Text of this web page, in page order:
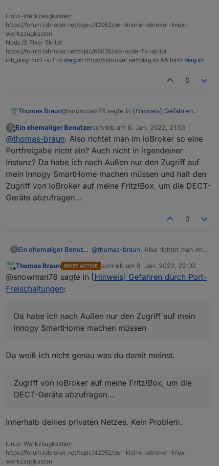
Linux-Werkzeugkasten:
https://forum.iobroker.net/topic/42952/der-kleine-iobroker-linux-
werkzeugkasten
NodeJS Fixer Skript:
https://forum.iobroker.net/topic/68035/iob-node-fix-skript
iob_diag: curl -sLf -o diag.sh https://iobroker.net/diag.sh && bash diag.sh
0
Thomas Braun@snowman78 sagte in [Hinweis] Gefahren
Also hier von zu Hause greife ich über die
durch die Fritz!Box fest vergebene IP-
Adresse auf Port 8081 auf den ioBroker
zu...
In deinem lokalen Netz ist das ja auch kein
Problem.
Der Port sollte halt nicht 'nach draußen
gebogen' werden. Das muss man aber aktiv in
?
Offline
Ein ehemaliger Benutzerschrieb am 6. Jan. 2022, 21:55
zuletzt editiert von
@thomas-braun: Also richtet man im ioBroker so eine
Portfreigabe nicht ein? Auch nicht in irgendeiner
Instanz? Da habe ich nach Außen nur den Zugriff auf
mein innogy SmartHome machen müssen und halt den
Zugriff von ioBroker auf meine Fritz!Box, um die DECT-
Geräte abzufragen...
0
? Ein ehemaliger Benutzer @thomas-braun: Also richtet man im
ein? Auch nicht in irgendeiner
Instanz? Da habe ich nach Außen nur
Fritz!Box, um die DECT-Geräte
abzufragen...
Thomas Braun MOST ACTIVE schrieb am 6. Jan. 2022, 22:02
zuletzt editiert von
@snowman78 sagte in [Hinweis] Gefahren durch Port-
Freischaltungen:
Da habe ich nach Außen nur den Zugriff auf mein
innogy SmartHome machen müssen
Da weiß ich nicht genau was du damit meinst.
Zugriff von ioBroker auf meine Fritz!Box, um die
DECT-Geräte abzufragen...
Innerhalb deines privaten Netzes. Kein Problem.
Linux-Werkzeugkasten:
https://forum.iobroker.net/topic/42952/der-kleine-iobroker-linux-
werkzeugkasten